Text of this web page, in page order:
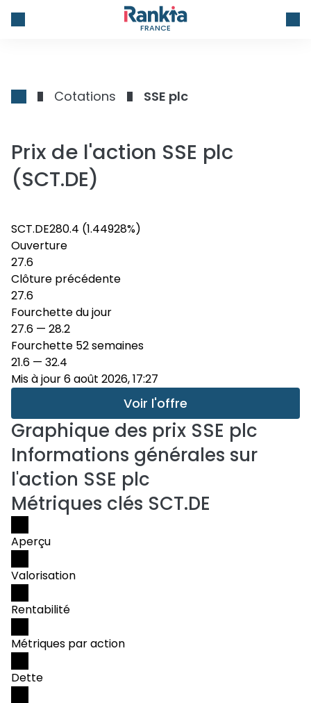
FRANCE
Cotations SSE plc
Prix de l'action SSE plc
(SCT.DE)
SCT.DE280.4 (1.44928%)
Ouverture
27.6
Clôture précédente
27.6
Fourchette du jour
27.6 — 28.2
Fourchette 52 semaines
21.6 — 32.4
Mis à jour 6 août 2026, 17:27
Voir l'offre
Graphique des prix SSE plc
Informations générales sur
l'action SSE plc
Métriques clés SCT.DE
Aperçu
Valorisation
Rentabilité
Métriques par action
Dette